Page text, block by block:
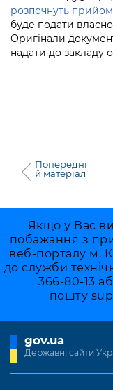
Гендерна
Безбар'єрність
Міський
Важливе під
розпочнуть прийом
буде подати
Оригінали
надати до закладу
Попередні
й матеріал
Якщо у Вас
побажання з
веб-порталу м.
до служби
366-80-13
пошту
gov.ua
Державні сайти